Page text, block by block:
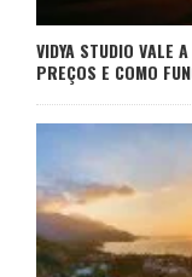
VIDYA STUDIO VALE
PREÇOS E COMO